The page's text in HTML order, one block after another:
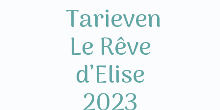
Tarieven
Le Rêve
d’Elise